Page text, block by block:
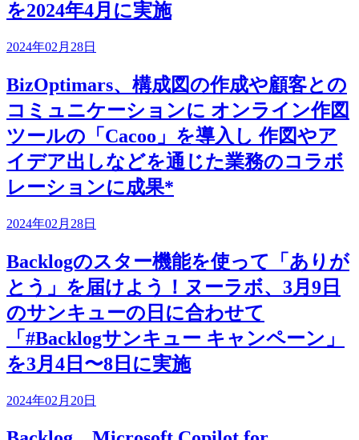
を2024年4月に実施
2024年02月28日
BizOptimars、構成図の作成や顧客との
コミュニケーションに オンライン作図
ツールの「Cacoo」を導入し 作図やア
イデア出しなどを通じた業務のコラボ
レーションに成果*
2024年02月28日
Backlogのスター機能を使って「ありが
とう」を届けよう！ヌーラボ、3月9日
のサンキューの日に合わせて
「#Backlogサンキュー キャンペーン」
を3月4日〜8日に実施
2024年02月20日